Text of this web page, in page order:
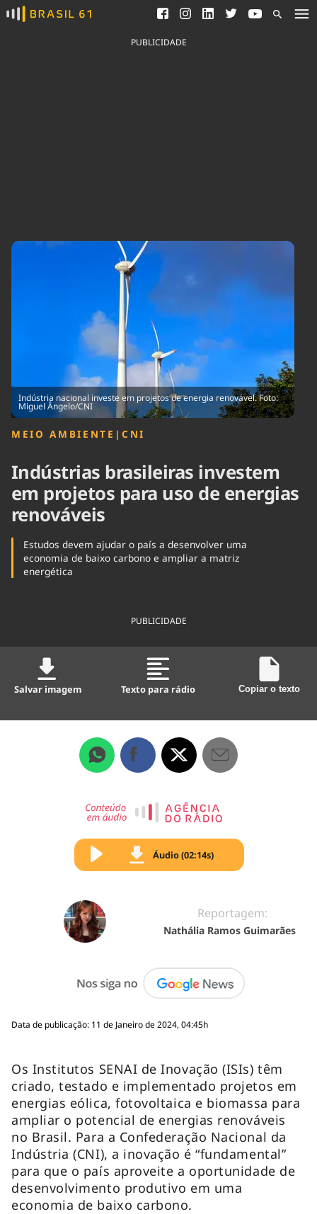
Ver todas as notícias
Saneamento
Indicadores
Comportamento
Cultura
Economia
Educação
Infraestrutura
Internacional
Saúde
PUBLICIDADE
Indústria nacional investe em projetos de energia renovável. Foto:
Miguel Ângelo/CNI
MEIO AMBIENTE |CNI
Indústrias brasileiras investem
em projetos para uso de energias
renováveis
Estudos devem ajudar o país a desenvolver uma
economia de baixo carbono e ampliar a matriz
energética
PUBLICIDADE
Salvar imagem Texto para rádio Copiar o texto
Áudio (02:14s)
Reportagem:
Nathália Ramos Guimarães
Data de publicação: 11 de Janeiro de 2024, 04:45h
Os Institutos SENAI de Inovação (ISIs) têm
criado, testado e implementado projetos em
energias eólica, fotovoltaica e biomassa para
ampliar o potencial de energias renováveis
no Brasil. Para a Confederação Nacional da
Indústria (CNI), a inovação é “fundamental”
para que o país aproveite a oportunidade de
desenvolvimento produtivo em uma
economia de baixo carbono.